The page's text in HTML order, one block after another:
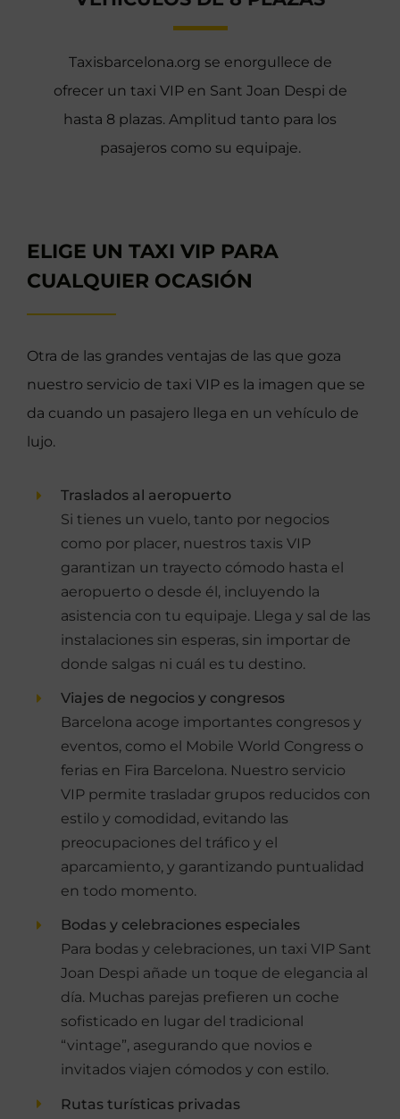
Taxisbarcelona.org se enorgullece de
ofrecer un taxi VIP en Sant Joan Despi de
hasta 8 plazas. Amplitud tanto para los
pasajeros como su equipaje.
ELIGE UN TAXI VIP PARA
CUALQUIER OCASIÓN
Otra de las grandes ventajas de las que goza
nuestro servicio de taxi VIP es la imagen que se
da cuando un pasajero llega en un vehículo de
lujo.
Traslados al aeropuerto
Si tienes un vuelo, tanto por negocios
como por placer, nuestros taxis VIP
garantizan un trayecto cómodo hasta el
aeropuerto o desde él, incluyendo la
asistencia con tu equipaje. Llega y sal de las
instalaciones sin esperas, sin importar de
donde salgas ni cuál es tu destino.
Viajes de negocios y congresos
Barcelona acoge importantes congresos y
eventos, como el Mobile World Congress o
ferias en Fira Barcelona. Nuestro servicio
VIP permite trasladar grupos reducidos con
estilo y comodidad, evitando las
preocupaciones del tráfico y el
aparcamiento, y garantizando puntualidad
en todo momento.
Bodas y celebraciones especiales
Para bodas y celebraciones, un taxi VIP Sant
Joan Despi añade un toque de elegancia al
día. Muchas parejas prefieren un coche
sofisticado en lugar del tradicional
“vintage”, asegurando que novios e
invitados viajen cómodos y con estilo.
Rutas turísticas privadas